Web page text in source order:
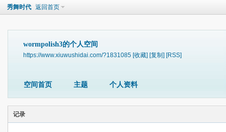
秀舞时代 返回首页
wormpolish3的个人空间
https://www.xiuwushidai.com/?1831085 [收藏] [复制] [RSS]
空间首页 主题 个人资料
记录